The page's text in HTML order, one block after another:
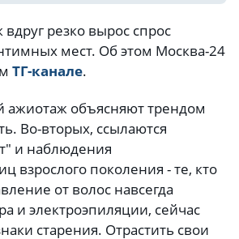
резко вырос спрос
мест. Об этом Москва-24
ТГ-канале.
ажиотаж объясняют трендом
Во-вторых, ссылаются
и наблюдения
взрослого поколения - те, кто
от волос навсегда
и электроэпиляции, сейчас
старения. Отрастить свои